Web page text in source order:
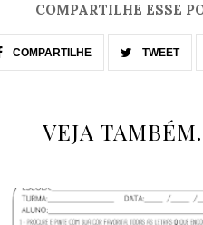
COMPARTILHE ESSE
COMPARTILHE TWEET
VEJA